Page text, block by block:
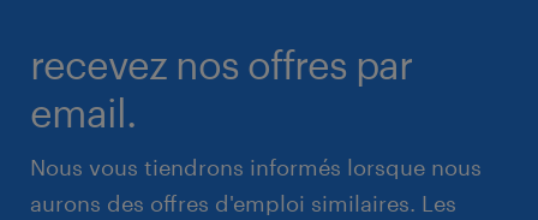
recevez nos offres par
email.
Nous vous tiendrons informés lorsque nous
aurons des offres d'emploi similaires. Les